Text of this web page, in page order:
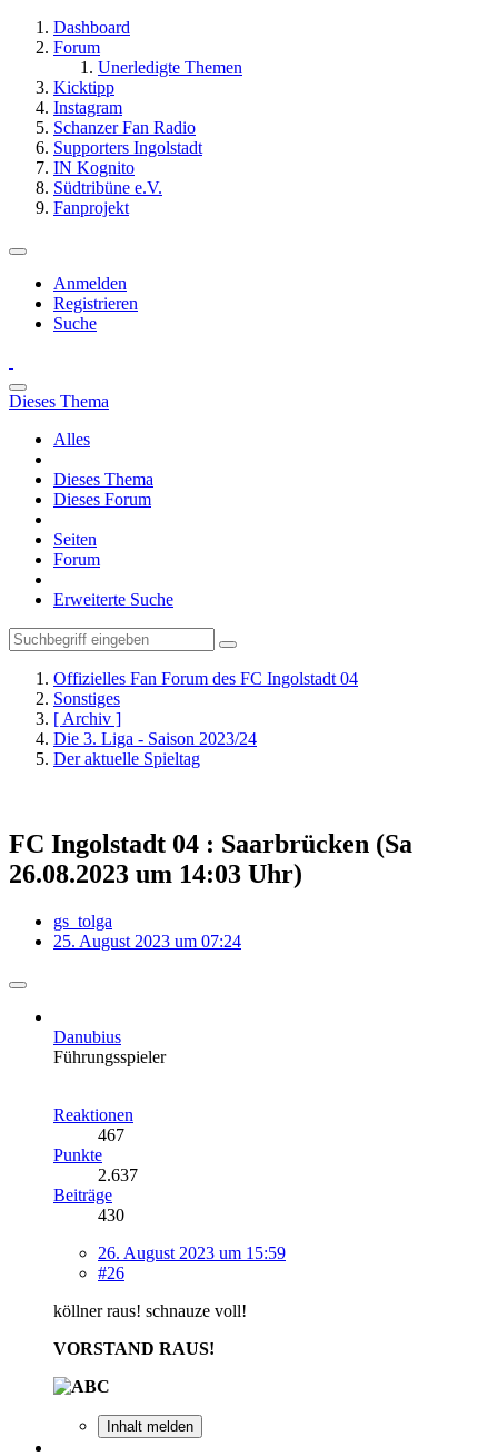
Dashboard
Forum
Unerledigte Themen
Kicktipp
Instagram
Schanzer Fan Radio
Supporters Ingolstadt
IN Kognito
Südtribüne e.V.
Fanprojekt
Anmelden
Registrieren
Suche
Dieses Thema
Alles
Dieses Thema
Dieses Forum
Seiten
Forum
Erweiterte Suche
Offizielles Fan Forum des FC Ingolstadt 04
Sonstiges
[ Archiv ]
Die 3. Liga - Saison 2023/24
Der aktuelle Spieltag
FC Ingolstadt 04 : Saarbrücken (Sa
26.08.2023 um 14:03 Uhr)
gs_tolga
25. August 2023 um 07:24
Danubius
Führungsspieler
Reaktionen
467
Punkte
2.637
Beiträge
430
26. August 2023 um 15:59
#26
köllner raus! schnauze voll!
VORSTAND RAUS!
Inhalt melden